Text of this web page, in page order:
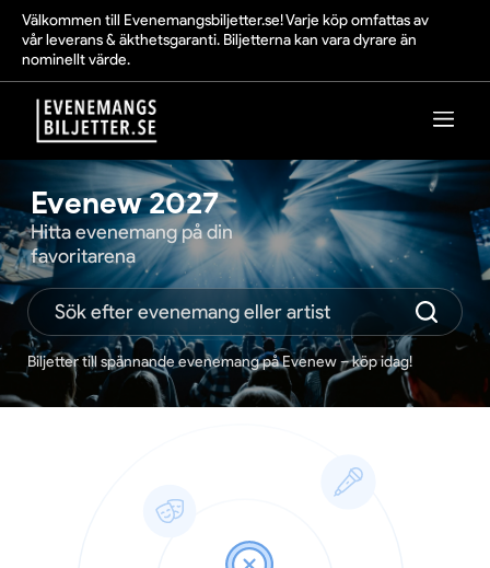
Välkommen till Evenemangsbiljetter.se! Varje köp omfattas av
vår leverans & äkthetsgaranti. Biljetterna kan vara dyrare än
nominellt värde.
Evenew 2027
Hitta evenemang på din
favoritarena
Biljetter till spännande evenemang på Evenew – köp idag!